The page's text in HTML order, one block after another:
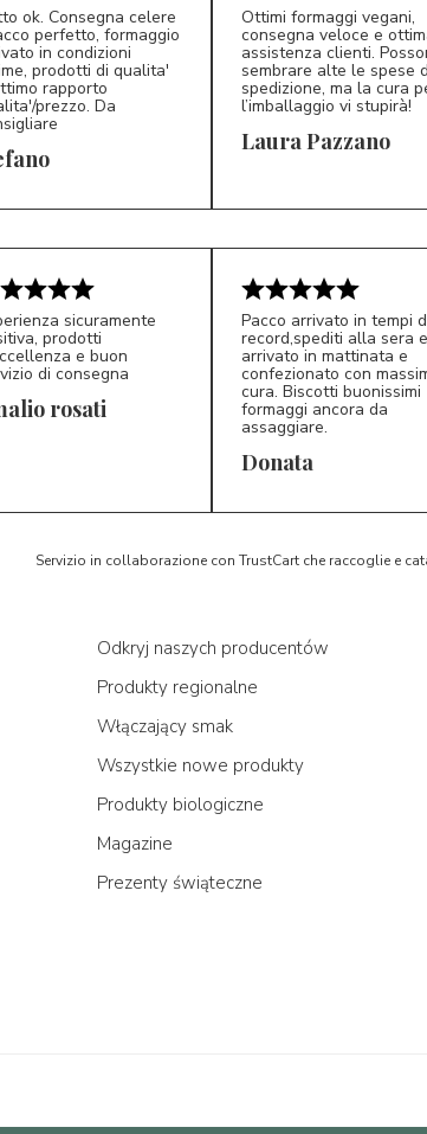
ok. Consegna celere
perfetto, formaggio
in condizioni
prodotti di qualita'
rapporto
prezzo. Da
LP 5/5
Ottimi formaggi vegani,
consegna veloce e
assistenza clienti.
sembrare alte le spese
spedizione, ma la cura
l’imballaggio vi stupirà!
Laura Pazzano
sicuramente
prodotti
e buon
di consegna
rosati
D*
Pacco arrivato in tempi
record,spediti alla sera e
arrivato in mattinata e
confezionato con
cura. Biscotti buonissimi
formaggi ancora da
assaggiare.
Donata
Servizio in collaborazione con TrustCart che raccoglie e
Odkryj naszych producentów
Produkty regionalne
Włączający smak
Wszystkie nowe produkty
Produkty biologiczne
Magazine
Prezenty świąteczne